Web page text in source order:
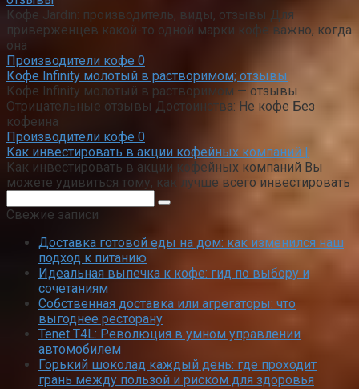
Кофе Jardin: производитель, виды, отзывы Для
приверженцев какой-то одной марки кофе важно, когда
она
Производители кофе 0
Кофе Infinity молотый в растворимом; отзывы
Кофе Infinity молотый в растворимом — отзывы
Отрицательные отзывы Достоинства: Не кофе Без
кофеина
Производители кофе 0
Как инвестировать в акции кофейных компаний |
Как инвестировать в акции кофейных компаний Вы
можете удивиться тому, как лучше всего инвестировать
Свежие записи
Доставка готовой еды на дом: как изменился наш
подход к питанию
Идеальная выпечка к кофе: гид по выбору и
сочетаниям
Собственная доставка или агрегаторы: что
выгоднее ресторану
Tenet T4L: Революция в умном управлении
автомобилем
Горький шоколад каждый день: где проходит
грань между пользой и риском для здоровья